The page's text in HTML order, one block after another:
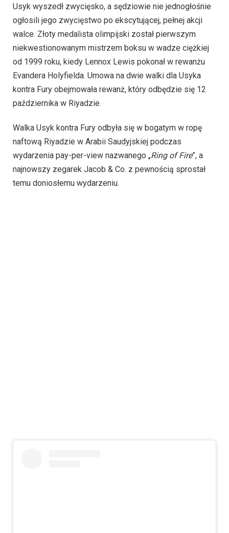
Usyk wyszedł zwycięsko, a sędziowie nie jednogłośnie
ogłosili jego zwycięstwo po ekscytującej, pełnej akcji
walce. Złoty medalista olimpijski został pierwszym
niekwestionowanym mistrzem boksu w wadze ciężkiej
od 1999 roku, kiedy Lennox Lewis pokonał w rewanżu
Evandera Holyfielda. Umowa na dwie walki dla Usyka
kontra Fury obejmowała rewanż, który odbędzie się 12
października w Riyadzie.
Walka Usyk kontra Fury odbyła się w bogatym w ropę
naftową Riyadzie w Arabii Saudyjskiej podczas
wydarzenia pay-per-view nazwanego „Ring of Fire”, a
najnowszy zegarek Jacob & Co. z pewnością sprostał
temu doniosłemu wydarzeniu.